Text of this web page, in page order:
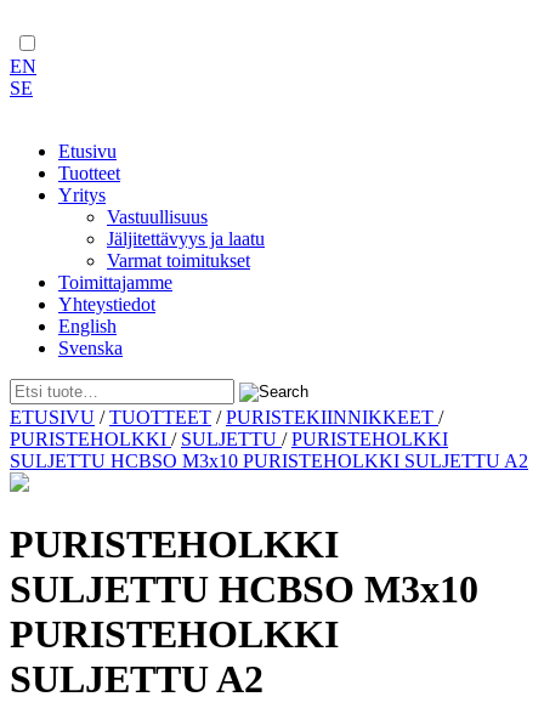
EN
SE
Etusivu
Tuotteet
Yritys
Vastuullisuus
Jäljitettävyys ja laatu
Varmat toimitukset
Toimittajamme
Yhteystiedot
English
Svenska
Skip
to
content
ETUSIVU /TUOTTEET /PURISTEKIINNIKKEET /
PURISTEHOLKKI / SULJETTU /PURISTEHOLKKI
SULJETTU HCBSO M3x10 PURISTEHOLKKI SULJETTU A2
PURISTEHOLKKI
SULJETTU HCBSO M3x10
PURISTEHOLKKI
SULJETTU A2